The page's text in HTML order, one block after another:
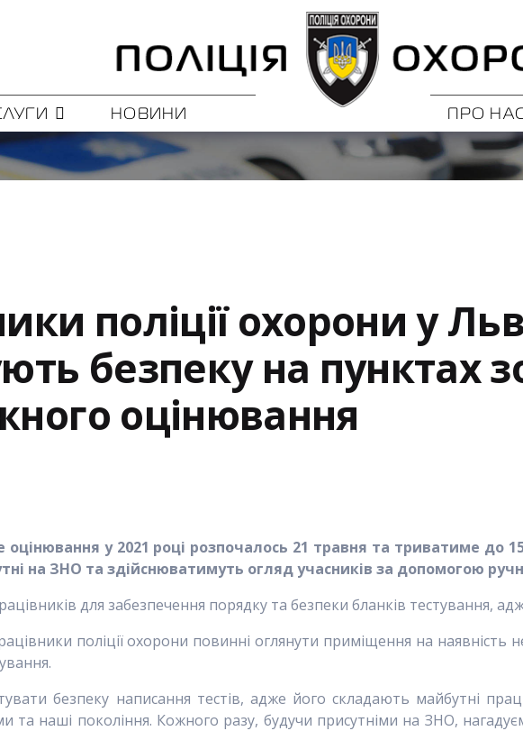
НОВИНИ ПРО
поліції охорони у
безпеку на пунктах
оцінювання
оцінювання у 2021 році розпочалось 21 травня та триватиме до
на ЗНО та здійснюватимуть огляд учасників за допомогою
для забезпечення порядку та безпеки бланків тестування,
поліції охорони повинні оглянути приміщення на наявність
безпеку написання тестів, адже його складають майбутні
та наші покоління. Кожного разу, будучи присутніми на ЗНО,